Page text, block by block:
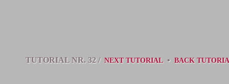
TUTORIAL NR. 32 / NEXT TUTORIAL • BACK